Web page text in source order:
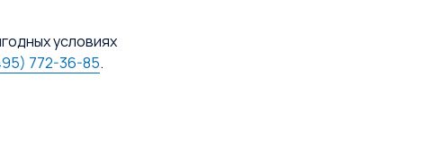
условиях
772-36-85.